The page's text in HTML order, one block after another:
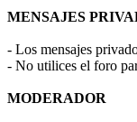
MENSAJES
- Los mensajes
- No utilices el foro
MODERADOR